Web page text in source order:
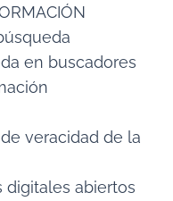
en buscadores
veracidad de la
digitales abiertos